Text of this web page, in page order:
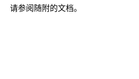
请参阅随附的文档。